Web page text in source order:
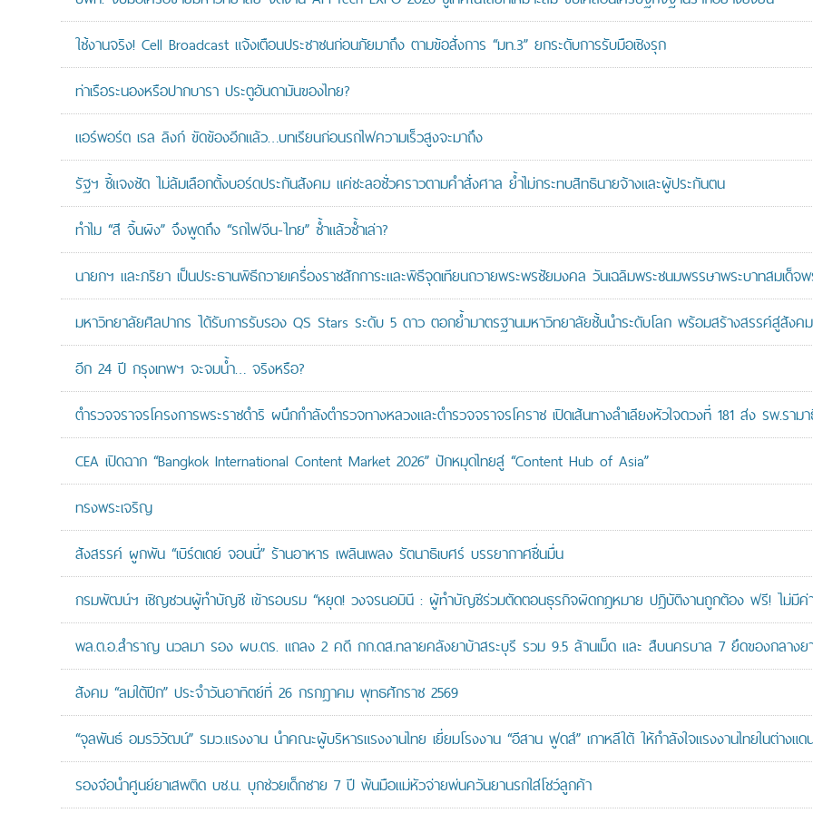
ใช้งานจริง! Cell Broadcast แจ้งเตือนประชาชนก่อนภัยมาถึง ตามข้อสั่งการ “มท.3” ยกระดับการรับมือเชิงรุก
ท่าเรือระนองหรือปากบารา ประตูอันดามันของไทย?
แอร์พอร์ต เรล ลิงก์ ขัดข้องอีกแล้ว…บทเรียนก่อนรถไฟความเร็วสูงจะมาถึง
รัฐฯ ชี้แจงชัด ไม่ล้มเลือกตั้งบอร์ดประกันสังคม แค่ชะลอชั่วคราวตามคำสั่งศาล ย้ำไม่กระทบสิทธินายจ้างและผู้ประกันตน
ทำไม “สี จิ้นผิง” จึงพูดถึง “รถไฟจีน-ไทย” ซ้ำแล้วซ้ำเล่า?
นายกฯ และภริยา เป็นประธานพิธีถวายเครื่องราชสักการะและพิธีจุดเทียนถวายพระพรชัยมงคล วันเฉลิมพระชนมพรรษาพระบาทสมเด็จพ
มหาวิทยาลัยศิลปากร ได้รับการรับรอง QS Stars ระดับ 5 ดาว ตอกย้ำมาตรฐานมหาวิทยาลัยชั้นนำระดับโลก พร้อมสร้างสรรค์สู่สังค
อีก 24 ปี กรุงเทพฯ จะจมน้ำ… จริงหรือ?
ตำรวจจราจรโครงการพระราชดำริ ผนึกกำลังตำรวจทางหลวงและตำรวจจราจรโคราช เปิดเส้นทางลำเลียงหัวใจดวงที่ 181 ส่ง รพ.ราม
CEA เปิดฉาก “Bangkok International Content Market 2026” ปักหมุดไทยสู่ “Content Hub of Asia”
ทรงพระเจริญ
สังสรรค์ ผูกพัน “เบิร์ดเดย์ จอนนี่” ร้านอาหาร เพลินเพลง รัตนาธิเบศร์ บรรยากาศชื่นมื่น
กรมพัฒน์ฯ เชิญชวนผู้ทำบัญชี เข้ารอบรม “หยุด! วงจรนอมินี : ผู้ทำบัญชีร่วมตัดตอนธุรกิจผิดกฎหมาย ปฏิบัติงานถูกต้อง ฟรี! ไม่มีค่า
พล.ต.อ.สำราญ นวลมา รอง ผบ.ตร. แถลง 2 คดี กก.ดส.ทลายคลังยาบ้าสระบุรี รวม 9.5 ล้านเม็ด และ สืบนครบาล 7 ยึดของกลางย
สังคม “ลมใต้ปีก” ประจำวันอาทิตย์ที่ 26 กรกฎาคม พุทธศักราช 2569
“จุลพันธ์ อมรวิวัฒน์” รมว.แรงงาน นำคณะผู้บริหารแรงงานไทย เยี่ยมโรงงาน “อีสาน ฟูดส์” เกาหลีใต้ ให้กำลังใจแรงงานไทยในต่างแด
รองจ๋อนำศูนย์ยาเสพติด บช.น. บุกช่วยเด็กชาย 7 ปี พ้นมือแม่หัวจ่ายพ่นควันยานรกใส่โชว์ลูกค้า